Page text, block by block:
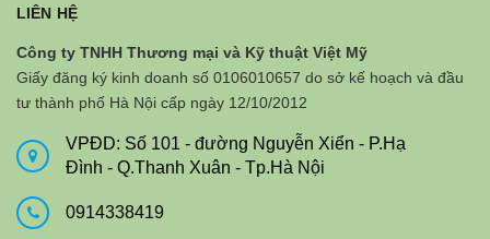
LIÊN HỆ
Công ty TNHH Thương mại và Kỹ thuật Việt Mỹ
Giấy đăng ký kinh doanh số 0106010657 do sở kế hoạch và đầu
tư thành phố Hà Nội cấp ngày 12/10/2012
VPĐD: Số 101 - đường Nguyễn Xiển - P.Hạ
Đình - Q.Thanh Xuân - Tp.Hà Nội
0914338419